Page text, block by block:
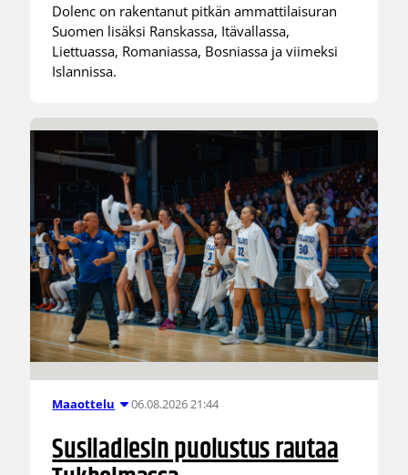
Dolenc on rakentanut pitkän ammattilaisuran
Suomen lisäksi Ranskassa, Itävallassa,
Liettuassa, Romaniassa, Bosniassa ja viimeksi
Islannissa.
Maaottelu 06.08.2026 21:44
Susiladiesin puolustus rautaa